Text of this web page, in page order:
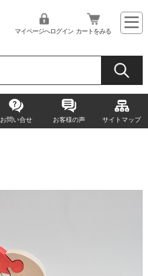
マイページへログイン カートをみる
お問い合せ お客様の声 サイトマップ